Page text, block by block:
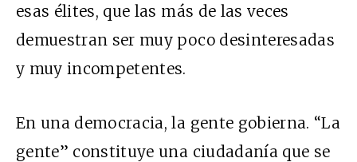
esas élites, que las más de las veces
demuestran ser muy poco desinteresadas
y muy incompetentes.
En una democracia, la gente gobierna. “La
gente” constituye una ciudadanía que se